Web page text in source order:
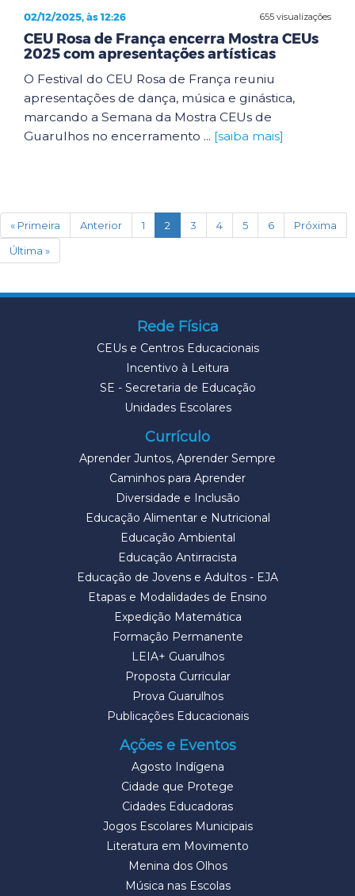
655 visualizações
02/12/2025, às 12:26
CEU Rosa de França encerra Mostra CEUs
2025 com apresentações artísticas
O Festival do CEU Rosa de França reuniu
apresentações de dança, música e ginástica,
marcando a Semana da Mostra CEUs de
Guarulhos no encerramento ... [saiba mais]
« Primeira Anterior 1 2 (current)
3 4 5 6
Próxima
Última »
Rede Física
CEUs e Centros Educacionais
Incentivo à Leitura
SE - Secretaria de Educação
Unidades Escolares
Currículo
Aprender Juntos, Aprender Sempre
Caminhos para Aprender
Diversidade e Inclusão
Educação Alimentar e Nutricional
Educação Ambiental
Educação Antirracista
Educação de Jovens e Adultos - EJA
Etapas e Modalidades de Ensino
Expedição Matemática
Formação Permanente
LEIA+ Guarulhos
Proposta Curricular
Prova Guarulhos
Publicações Educacionais
Ações e Eventos
Agosto Indígena
Cidade que Protege
Cidades Educadoras
Jogos Escolares Municipais
Literatura em Movimento
Menina dos Olhos
Música nas Escolas